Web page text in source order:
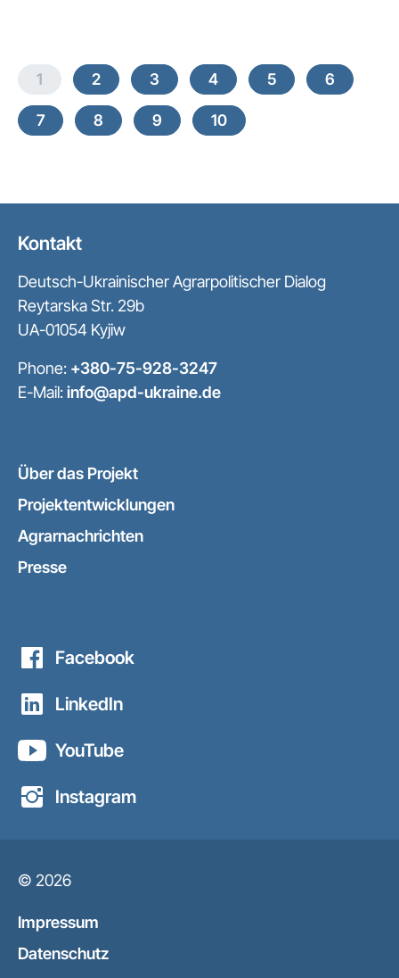
1 2 3 4 5 6
7 8 9 10
Kontakt
Deutsch-Ukrainischer Agrarpolitischer Dialog
Reytarska Str. 29b
UA-01054 Kyjiw
Phone: +380-75-928-3247
E-Mail:info@apd-ukraine.de
Über das Projekt
Projektentwicklungen
Agrarnachrichten
Presse
Facebook
LinkedIn
YouTube
Instagram
© 2026
Impressum
Datenschutz